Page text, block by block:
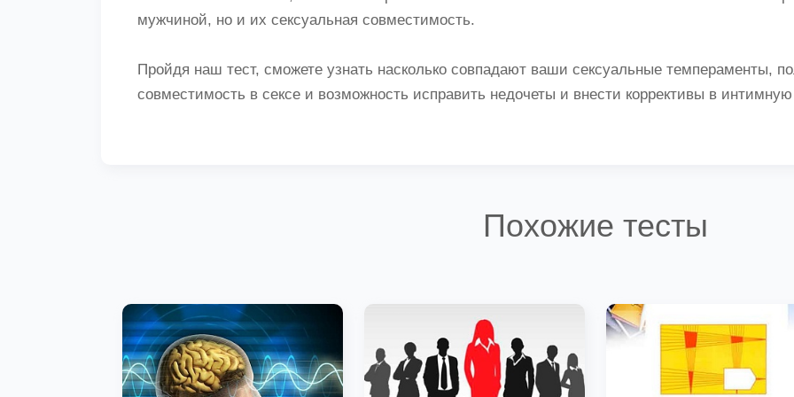
мужчиной, но и их сексуальная совместимость.
Пройдя наш тест, сможете узнать насколько совпадают ваши сексуальные темпераменты,
совместимость в сексе и возможность исправить недочеты и внести коррективы в
Похожие тесты